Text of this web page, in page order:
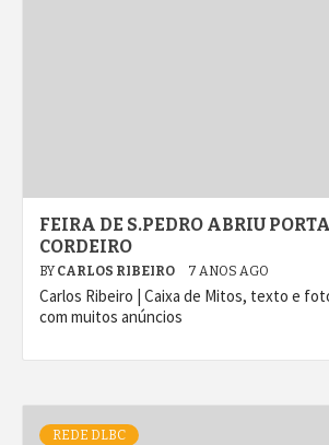
FEIRA DE S.PEDRO ABRIU
CORDEIRO
BY CARLOS RIBEIRO 7 ANOS AGO
Carlos Ribeiro | Caixa de Mitos, texto e
com muitos anúncios
REDE DLBC